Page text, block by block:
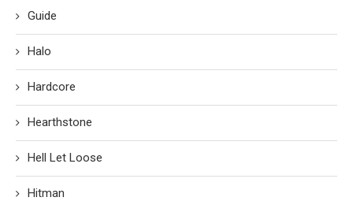
Guide
Halo
Hardcore
Hearthstone
Hell Let Loose
Hitman